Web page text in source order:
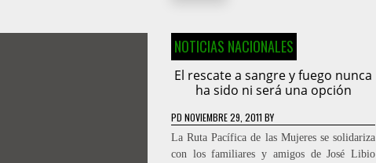
NOTICIAS NACIONALES
El rescate a sangre y fuego nunca
ha sido ni será una opción
PD NOVIEMBRE 29, 2011 BY
La Ruta Pacífica de las Mujeres se solidariza
con los familiares y amigos de José Libio